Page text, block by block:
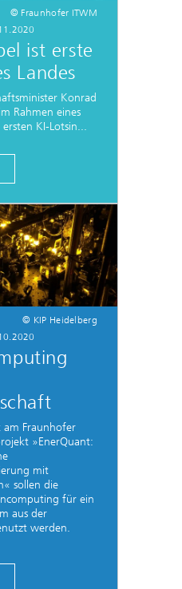
© Fraunhofer ITWM
ist erste
Landes
Konrad
Rahmen eines
KI-Lotsin...
© KIP Heidelberg
am Fraunhofer
»EnerQuant:
mit
sollen die
für ein
aus der
werden.